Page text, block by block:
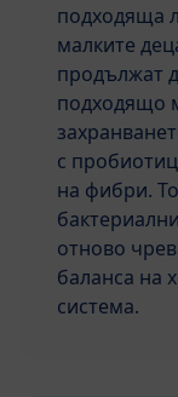
подходяща
малките
продължат
подходящо
с
на фибри.
отново
баланса на
система.